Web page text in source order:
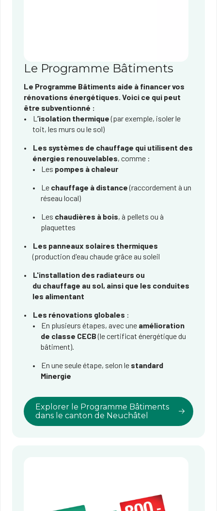
Le Programme Bâtiments
Le Programme Bâtiments aide à financer vos
rénovations énergétiques. Voici ce qui peut
être subventionné :
L ’isolation thermique(par exemple, isoler le
toit, les murs ou le sol)
Les systèmes de chauffage qui utilisent des
énergies renouvelables, comme :
Les pompes à chaleur
Le chauffage à distance(raccordement à un
réseau local)
Les chaudières à bois, à pellets ou à
plaquettes
Les panneaux solaires thermiques
(production d'eau chaude grâce au soleil
L'installation des radiateurs ou
du chauffage au sol, ainsi que les conduites
les alimentant
Les rénovations globales :
En plusieurs étapes, avec une amélioration
de classe CECB(le certificat énergétique du
bâtiment).​
En une seule étape, selon le standard
Minergie
Explorer le Programme Bâtiments
dans le canton de Neuchâtel